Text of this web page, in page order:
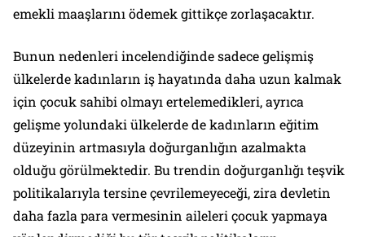
emekli maaşlarını ödemek gittikçe zorlaşacaktır.
Bunun nedenleri incelendiğinde sadece gelişmiş
ülkelerde kadınların iş hayatında daha uzun kalmak
için çocuk sahibi olmayı ertelemedikleri, ayrıca
gelişme yolundaki ülkelerde de kadınların eğitim
düzeyinin artmasıyla doğurganlığın azalmakta
olduğu görülmektedir. Bu trendin doğurganlığı teşvik
politikalarıyla tersine çevrilemeyeceği, zira devletin
daha fazla para vermesinin aileleri çocuk yapmaya